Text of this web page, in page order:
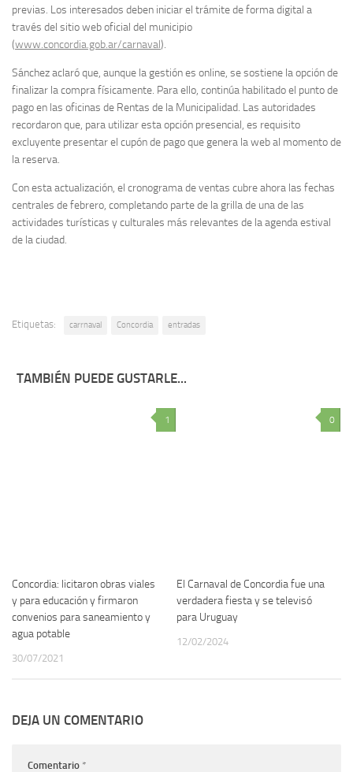
previas. Los interesados deben iniciar el trámite de forma digital a
través del sitio web oficial del municipio
(www.concordia.gob.ar/carnaval).
Sánchez aclaró que, aunque la gestión es online, se sostiene la opción de
finalizar la compra físicamente. Para ello, continúa habilitado el punto de
pago en las oficinas de Rentas de la Municipalidad. Las autoridades
recordaron que, para utilizar esta opción presencial, es requisito
excluyente presentar el cupón de pago que genera la web al momento de
la reserva.
Con esta actualización, el cronograma de ventas cubre ahora las fechas
centrales de febrero, completando parte de la grilla de una de las
actividades turísticas y culturales más relevantes de la agenda estival
de la ciudad.
Etiquetas: carrnaval Concordia entradas
TAMBIÉN PUEDE GUSTARLE...
1
Concordia: licitaron obras viales
y para educación y firmaron
convenios para saneamiento y
agua potable
30/07/2021
0
El Carnaval de Concordia fue una
verdadera fiesta y se televisó
para Uruguay
12/02/2024
DEJA UN COMENTARIO
Comentario *